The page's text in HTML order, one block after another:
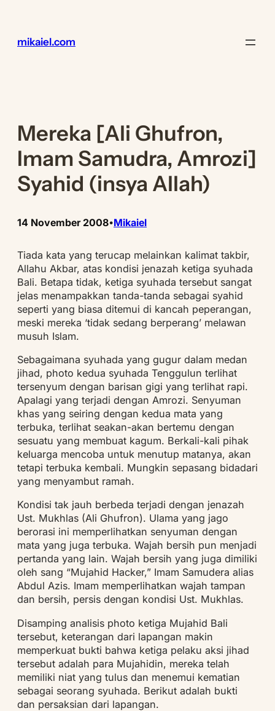
konten
mikaiel.com
Mereka [Ali Ghufron,
Imam Samudra, Amrozi]
Syahid (insya Allah)
14 November 2008•Mikaiel
Tiada kata yang terucap melainkan kalimat takbir,
Allahu Akbar, atas kondisi jenazah ketiga syuhada
Bali. Betapa tidak, ketiga syuhada tersebut sangat
jelas menampakkan tanda-tanda sebagai syahid
seperti yang biasa ditemui di kancah peperangan,
meski mereka ‘tidak sedang berperang’ melawan
musuh Islam.
Sebagaimana syuhada yang gugur dalam medan
jihad, photo kedua syuhada Tenggulun terlihat
tersenyum dengan barisan gigi yang terlihat rapi.
Apalagi yang terjadi dengan Amrozi. Senyuman
khas yang seiring dengan kedua mata yang
terbuka, terlihat seakan-akan bertemu dengan
sesuatu yang membuat kagum. Berkali-kali pihak
keluarga mencoba untuk menutup matanya, akan
tetapi terbuka kembali. Mungkin sepasang bidadari
yang menyambut ramah.
Kondisi tak jauh berbeda terjadi dengan jenazah
Ust. Mukhlas (Ali Ghufron). Ulama yang jago
berorasi ini memperlihatkan senyuman dengan
mata yang juga terbuka. Wajah bersih pun menjadi
pertanda yang lain. Wajah bersih yang juga dimiliki
oleh sang “Mujahid Hacker,” Imam Samudera alias
Abdul Azis. Imam memperlihatkan wajah tampan
dan bersih, persis dengan kondisi Ust. Mukhlas.
Disamping analisis photo ketiga Mujahid Bali
tersebut, keterangan dari lapangan makin
memperkuat bukti bahwa ketiga pelaku aksi jihad
tersebut adalah para Mujahidin, mereka telah
memiliki niat yang tulus dan menemui kematian
sebagai seorang syuhada. Berikut adalah bukti
dan persaksian dari lapangan.